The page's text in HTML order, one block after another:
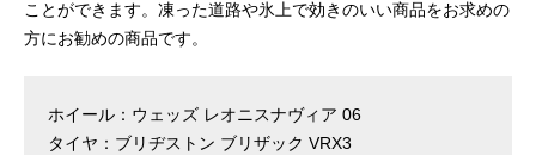
ことができます。凍った道路や氷上で効きのいい商品をお求めの
方にお勧めの商品です。
ホイール：ウェッズ レオニスナヴィア 06
タイヤ：ブリヂストン ブリザック VRX3